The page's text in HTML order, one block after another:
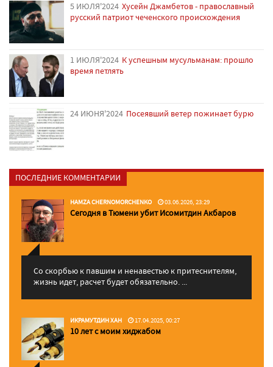
5 ИЮЛЯ'2024 Хусейн Джамбетов - православный
русский патриот чеченского происхождения
1 ИЮЛЯ'2024 К успешным мусульманам: прошло
время петлять
24 ИЮНЯ'2024 Посеявший ветер пожинает бурю
ПОСЛЕДНИЕ КОММЕНТАРИИ
HAMZA CHERNOMORCHENKO 03.06.2026, 23:29
Сегодня в Тюмени убит Исомитдин Акбаров
Со скорбью к павшим и ненавестью к притеснителям,
жизнь идет, расчет будет обязательно. ...
ИКРАМУТДИН ХАН 17.04.2025, 00:27
10 лет с моим хиджабом